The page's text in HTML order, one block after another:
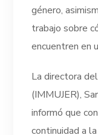
género,
trabajo sobre
encuentren en
La directora
(IMMUJER),
informó que
continuidad a